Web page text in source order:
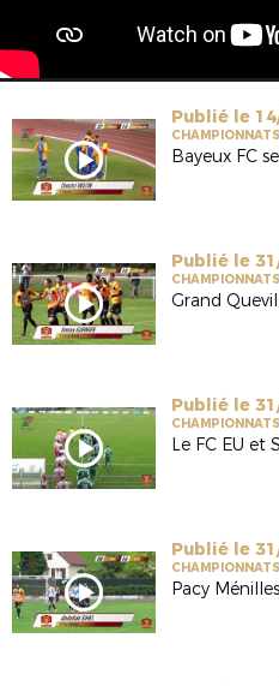
Publié le
Bayeux FC
Publié le
Publié le
Publié le
Pacy